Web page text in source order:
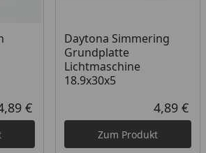
Aktueller Preis
€
Daytona Simmering
Grundplatte
Lichtmaschine
18.9x30x5
4,89 €
Zum Produkt